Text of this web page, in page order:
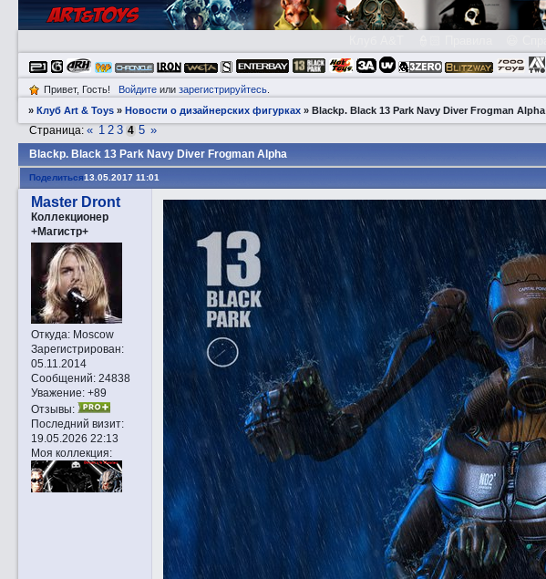
Привет, Гость! Войдитеили зарегистрируйтесь.
»Клуб Art & Toys »Новости о дизайнерских фигурках »Blаckp. Black 13 Park Navy Diver Frogman Alpha
Blаckp. Black 13 Park Navy Diver Frogman Alpha
Страница:« 1 2 3 4 5 »
Поделиться13.05.2017 11:01
Master Dront
Коллекционер
+Магистр+
Откуда:Moscow
Зарегистрирован:
05.11.2014
Сообщений:24838
Уважение: +89
Отзывы:
Последний визит:
19.05.2026 22:13
Моя коллекция: